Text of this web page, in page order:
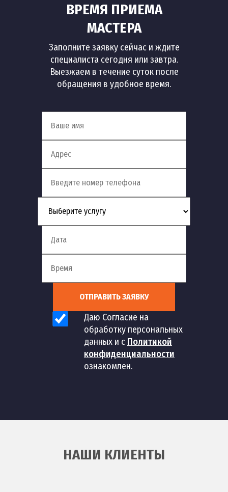
ВРЕМЯ ПРИЕМА
МАСТЕРА
Заполните заявку сейчас и ждите
специалиста сегодня или завтра.
Выезжаем в течение суток после
обращения в удобное время.
ОТПРАВИТЬ ЗАЯВКУ
Даю Согласие на
обработку персональных
данных и с Политикой
конфиденциальности
ознакомлен.
НАШИ КЛИЕНТЫ